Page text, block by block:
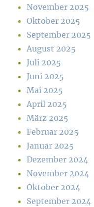
November 2025
Oktober 2025
September 2025
August 2025
Juli 2025
Juni 2025
Mai 2025
April 2025
März 2025
Februar 2025
Januar 2025
Dezember 2024
November 2024
Oktober 2024
September 2024